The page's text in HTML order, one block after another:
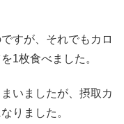
すが、それでもカロ
1枚食べました。
いましたが、摂取カ
りました。